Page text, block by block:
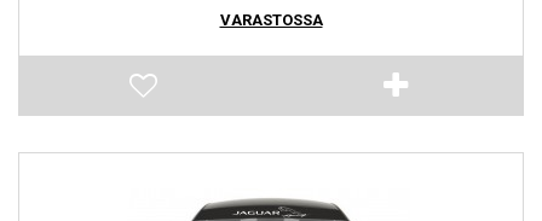
VARASTOSSA